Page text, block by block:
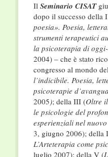
Il Seminario CISAT
dopo il successo della
poesia». Poesia,
strumenti terapeutici
la psicoterapia di
2004) – che è stato
congresso al mondo
l’indicibile. Poesia,
psicoterapie
2005); della III (Oltre
le psicologie del
esperienziali nel
3, giugno 2006); della
L’Arteterapia come
luglio 2007); della V (